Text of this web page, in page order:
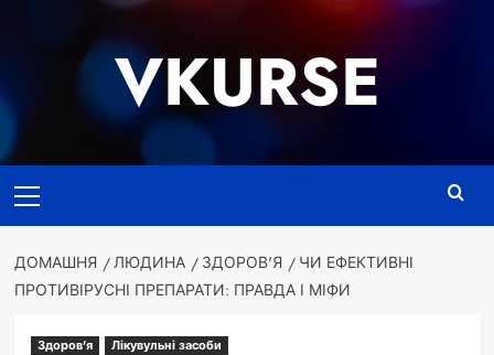
VKURSE
меню
ДОМАШНЯ ЛЮДИНА ЗДОРОВ'Я
ЧИ ЕФЕКТИВНІ
ПРОТИВІРУСНІ ПРЕПАРАТИ: ПРАВДА І МІФИ
Здоров'я Лікувульні засоби